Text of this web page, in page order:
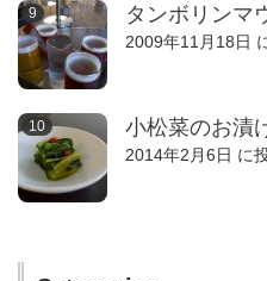
タンボリンマ
2009年11月18日
小松菜のお漬
2014年2月6日 に